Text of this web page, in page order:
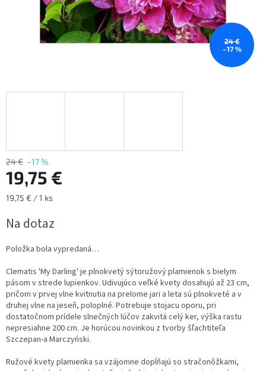
24 €
–17 %
24 € –17 %
19,75 €
Jednotková
19,75 € / 1 ks
Na dotaz
Položka bola vypredaná…
Clematis 'My Darling' je plnokvetý sýtoružový plamienok s bielym
pásom v strede lupienkov. Udivujúco veľké kvety dosahujú až 23 cm,
pričom v prvej vlne kvitnutia na prelome jari a leta sú plnokveté a v
druhej vlne na jeseň, poloplné. Potrebuje stojacu oporu, pri
dostatočnom prídele slnečných lúčov zakvitá celý ker, výška rastu
nepresiahne 200 cm. Je horúcou novinkou z tvorby šľachtiteľa
Szczepan-a Marczyński.
Ružové kvety plamienka sa vzájomne dopĺňajú so stračonôžkami,